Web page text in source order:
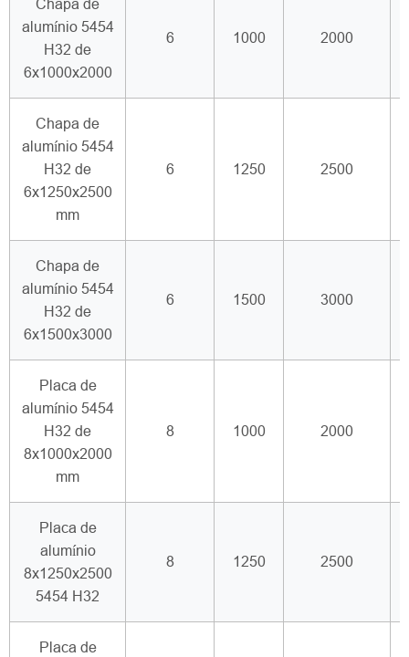
Chapa de
alumínio 5454
H32 de
6x1000x2000
6 1000 2000
Chapa de
alumínio 5454
H32 de
6x1250x2500
mm
6 1250 2500
Chapa de
alumínio 5454
H32 de
6x1500x3000
6 1500 3000
Placa de
alumínio 5454
H32 de
8x1000x2000
mm
8 1000 2000
Placa de
alumínio
8x1250x2500
5454 H32
8 1250 2500
Placa de